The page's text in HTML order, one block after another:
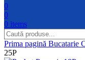
0
0
0 items
Prima pagină Bucatarie
25P